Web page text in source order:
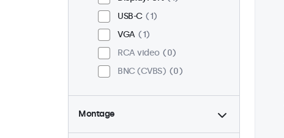
USB-C
1
VGA
1
RCA video
0
BNC (CVBS)
0
Montage
Desktop
1